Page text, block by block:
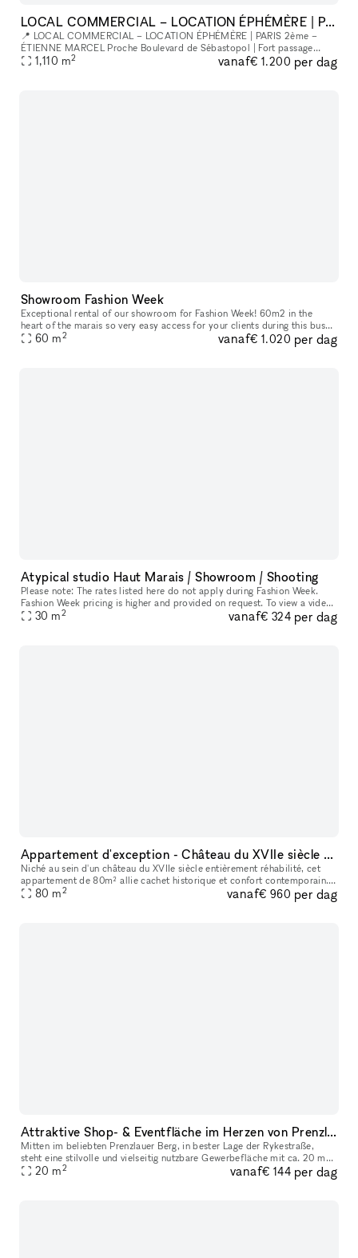
LOCAL COMMERCIAL – LOCATION ÉPHÉMÈRE | PARIS 2ème – ÉTIENNE MARCEL
📍 LOCAL COMMERCIAL – LOCATION ÉPHÉMÈRE | PARIS 2ème –
ÉTIENNE MARCEL Proche Boulevard de Sébastopol | Fort passage
piéton Un espace de prestige au cœur de Paris pour votre pop-up,
1,110 m2 vanaf€ 1.200 per dag
Showroom Fashion Week
Exceptional rental of our showroom for Fashion Week! 60m2 in the
heart of the marais so very easy access for your clients during this busy
week Desks can be moved into the main room An elegant and m
60 m2 vanaf€ 1.020 per dag
Atypical studio Haut Marais / Showroom / Shooting
Please note: The rates listed here do not apply during Fashion Week.
Fashion Week pricing is higher and provided on request. To view a video
of the space, click here: https://www.amy-gibson.com/studi
30 m2 vanaf€ 324 per dag
Appartement d'exception - Château du XVIIe siècle face à la Marne
Niché au sein d'un château du XVIIe siècle entièrement réhabilité, cet
appartement de 80m² allie cachet historique et confort contemporain.
Hauteurs sous plafond de plus de 4 mètres, parquet Versaill
80 m2 vanaf€ 960 per dag
Attraktive Shop- & Eventfläche im Herzen von Prenzlauer Berg – Rykestraße
Mitten im beliebten Prenzlauer Berg, in bester Lage der Rykestraße,
steht eine stilvolle und vielseitig nutzbare Gewerbefläche mit ca. 20 m²
zur flexiblen Vermietung bereit. Es ist ein Teil eines grö
20 m2 vanaf€ 144 per dag